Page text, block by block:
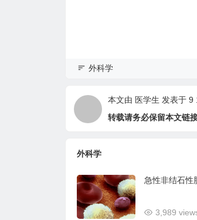
外科学
本文由 医学生 发表于 9
转载请务必保留本文链接
外科学
急性非结石性
3,989